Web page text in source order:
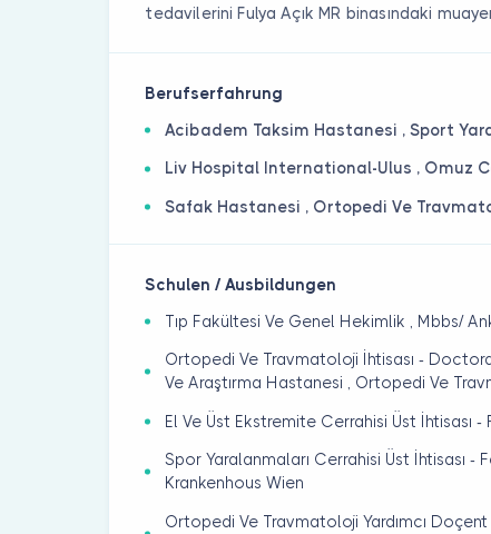
tedavilerini Fulya Açık MR binasındaki
Berufserfahrung
Acibadem Taksim Hastanesi , Sport
Liv Hospital International-Ulus , Omuz
Safak Hastanesi , Ortopedi Ve
Schulen / Ausbildungen
Tıp Fakültesi Ve Genel Hekimlik , Mbbs/
Ortopedi Ve Travmatoloji İhtisası -
Ve Araştırma Hastanesi , Ortopedi Ve
El Ve Üst Ekstremite Cerrahisi Üst İhtisası
Spor Yaralanmaları Cerrahisi Üst İhtisası -
Krankenhous Wien
Ortopedi Ve Travmatoloji Yardımcı